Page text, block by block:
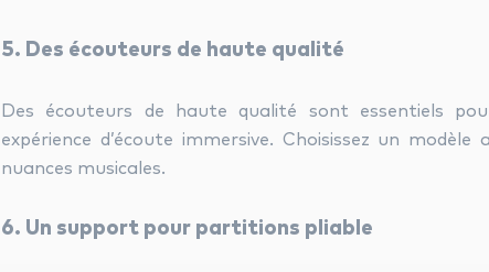
5. Des écouteurs de haute qualité
Des écouteurs de haute qualité sont essentiels
expérience d’écoute immersive. Choisissez un
nuances musicales.
6. Un support pour partitions pliable